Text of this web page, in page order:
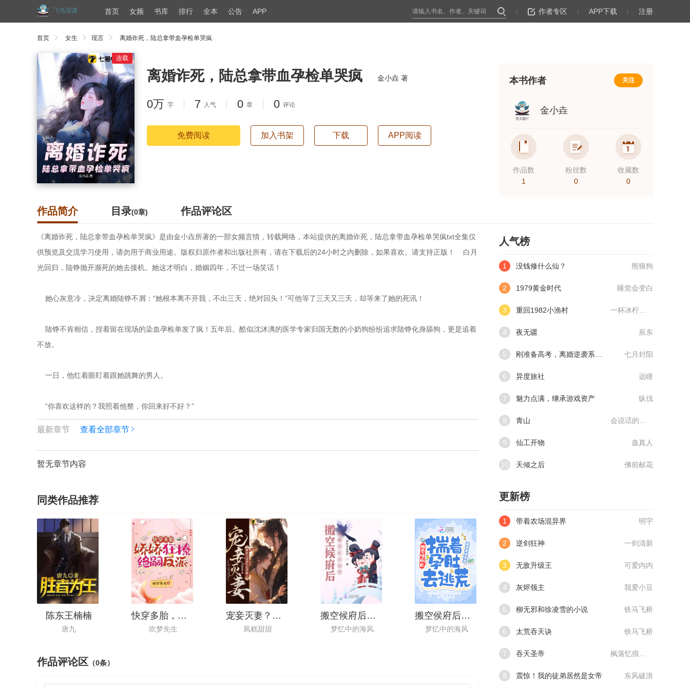
首页 女频 书库 排行 全本 公告 APP 作者专区 APP下载 注册
首页 女生 现言 离婚诈死，陆总拿带血孕检单哭疯
连载
离婚诈死，陆总拿带血孕检单哭疯 金小垚 著
0万 字 7 人气 0 章 0 评论
免费阅读 加入书架 下载 APP阅读
作品简介 目录(0章) 作品评论区
本书作者 关注
金小垚
作品数
1
粉丝数
0
收藏数
0
《离婚诈死，陆总拿带血孕检单哭疯》是由金小垚所著的一部女频言情，转载网络，本站提供的离婚诈死，陆总拿带血孕检单哭疯txt全集仅
供预览及交流学习使用，请勿用于商业用途。版权归原作者和出版社所有，请在下载后的24小时之内删除，如果喜欢。请支持正版！    白月
光回归，陆铮抛开濒死的她去接机。她这才明白，婚姻四年，不过一场笑话！
她心灰意冷，决定离婚陆铮不屑：“她根本离不开我，不出三天，绝对回头！”可他等了三天又三天，却等来了她的死讯！
陆铮不肯相信，捏着留在现场的染血孕检单发了疯！五年后。酷似沈沐漓的医学专家归国无数的小奶狗纷纷追求陆铮化身舔狗，更是追着
不放。
一日，他红着眼盯着跟她跳舞的男人。
“你喜欢这样的？我照着他整，你回来好不好？”
最新章节 查看全部章节
暂无章节内容
同类作品推荐
陈东王楠楠
唐九
快穿多胎，娇娇狂撩绝嗣反派
吹梦先生
宠妾灭妻？神医主母重生后杀疯了
凤糕甜甜
搬空候府后，揣着孕肚去逃荒
梦忆中的海风
搬空侯府后，揣着孕肚去逃荒
梦忆中的海风
作品评论区 （0条）
人气榜
1 没钱修什么仙？ 熊狼狗
2 1979黄金时代 睡觉会变白
3 重回1982小渔村
4 夜无疆 辰东
5 七月封阳
6 异度旅社 远瞳
7 魅力点满，继承游戏资产 纵伐
8 青山
9 仙工开物 蛊真人
10 天倾之后 佛前献花
更新榜
1 带着农场混异界 明宇
2 逆剑狂神 一剑清新
3 无敌升级王 可爱内内
4 灰烬领主 我爱小豆
5 柳无邪和徐凌雪的小说 铁马飞桥
6 太荒吞天诀 铁马飞桥
7 吞天圣帝
8 震惊！我的徒弟居然是女帝 东风破浪